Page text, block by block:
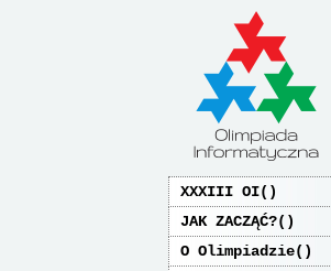
XXXIII OI
JAK ZACZĄĆ?
O Olimpiadzie